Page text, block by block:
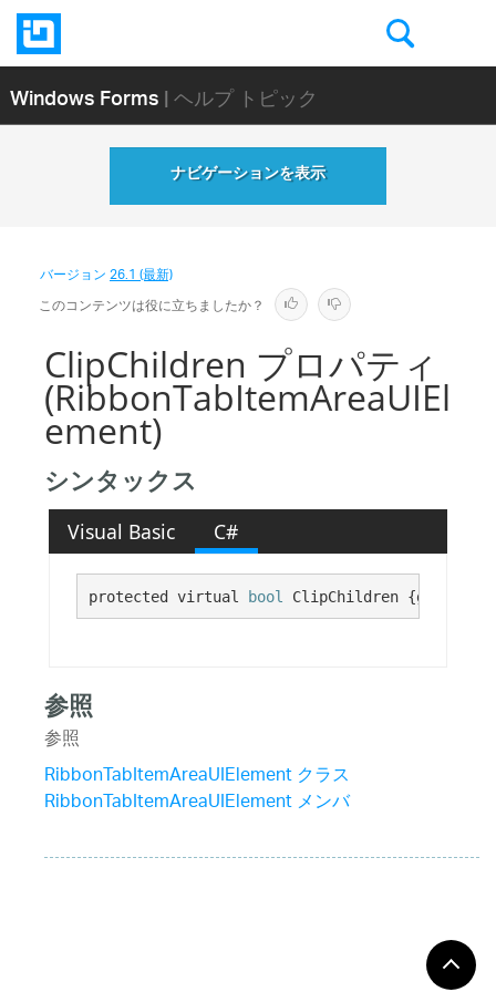
Windows Forms| ヘルプ トピック
ナビゲーションを表示
バージョン26.1 (最新)
このコンテンツは役に立ちましたか？
ClipChildren プロパティ
(RibbonTabItemAreaUIEl
ement)
シンタックス
Visual Basic C#
protected virtual bool ClipChildren {get;}
参照
参照
RibbonTabItemAreaUIElement クラス
RibbonTabItemAreaUIElement メンバ